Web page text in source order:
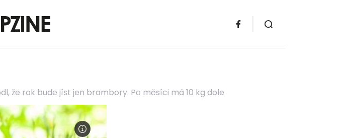
že rok bude jíst jen brambory. Po měsíci má 10 kg dole